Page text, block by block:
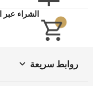
الشراء عبر
روابط سريعة